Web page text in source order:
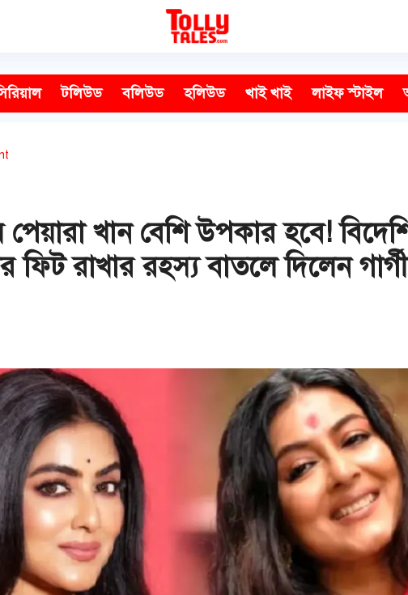
টলিউড বলিউড হলিউড খাই খাই লাইফ স্টাইল
খান বেশি উপকার হবে!
রাখার রহস্য বাতলে দিলেন